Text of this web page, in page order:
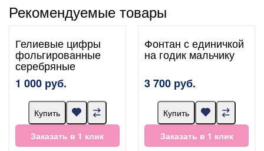
Рекомендуемые товары
Гелиевые цифры
фольгированные
серебряные
1 000 руб.
Купить
Заказать в 1 клик
Фонтан с единичкой
на годик мальчику
3 700 руб.
Купить
Заказать в 1 клик